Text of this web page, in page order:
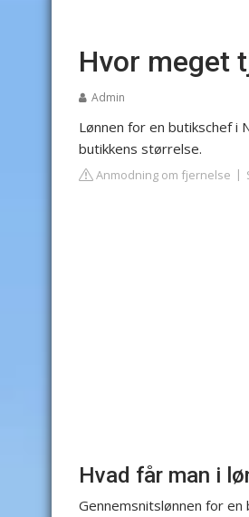
Hvor meget
Admin
Lønnen for en butikschef
butikkens størrelse.
Anmodning om fjernelse
Hvad får man i
Gennemsnitslønnen for